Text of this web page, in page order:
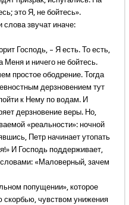
это Я, не бойтесь».
слова звучат иначе:
Господь, – Я есть. То есть,
Меня и ничего не бойтесь.
простое ободрение. Тогда
дерзновением тут
к Нему по водам. И
дерзновение веры. Но,
«реальности»: ночной
Петр начинает утопать
И Господь поддерживает,
«Маловерный, зачем
попущении», которое
чувством унижения